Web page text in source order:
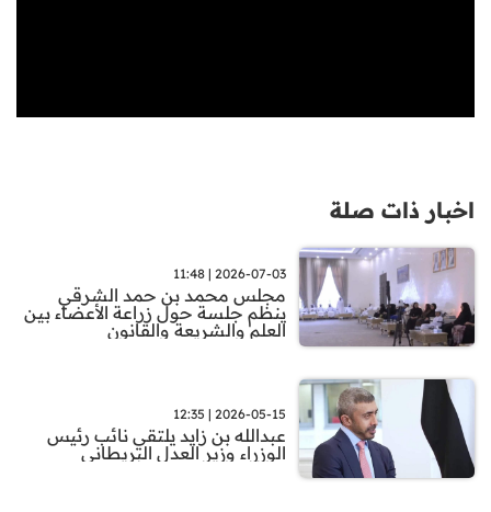
اخبار ذات صلة
2026-07-03 | 11:48
مجلس محمد بن حمد الشرقي
ينظم جلسة حول زراعة الأعضاء بين
العلم والشريعة والقانون
2026-05-15 | 12:35
عبدالله بن زايد يلتقي نائب رئيس
الوزراء وزير العدل البريطاني